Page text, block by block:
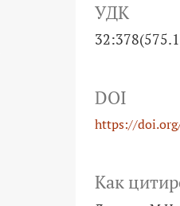
УДК
DOI
https://
Как